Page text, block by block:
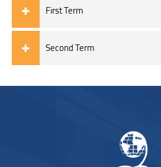
First Term
Second Term
Bloky